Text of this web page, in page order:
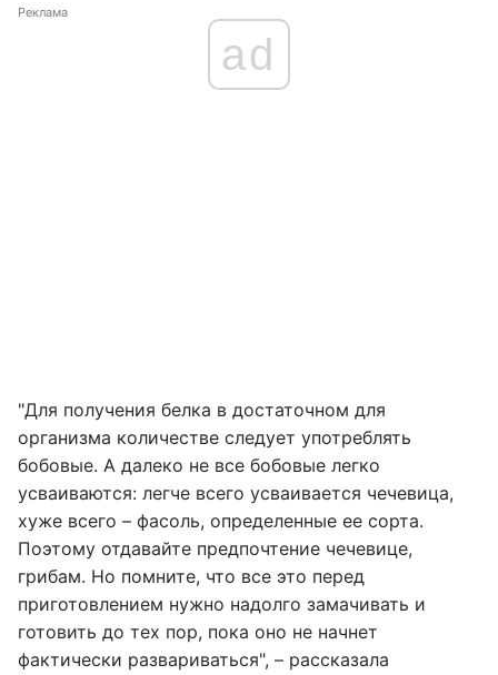
Реклама
ad
"Для получения белка в достаточном для
организма количестве следует употреблять
бобовые. А далеко не все бобовые легко
усваиваются: легче всего усваивается чечевица,
хуже всего – фасоль, определенные ее сорта.
Поэтому отдавайте предпочтение чечевице,
грибам. Но помните, что все это перед
приготовлением нужно надолго замачивать и
готовить до тех пор, пока оно не начнет
фактически развариваться", – рассказала